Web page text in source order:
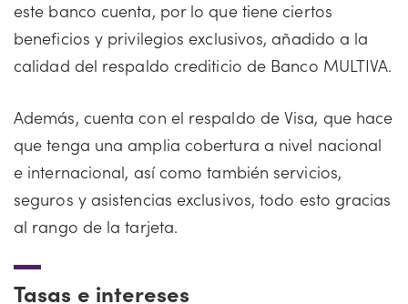
este banco cuenta, por lo que tiene ciertos
beneficios y privilegios exclusivos, añadido a la
calidad del respaldo crediticio de Banco MULTIVA.
Además, cuenta con el respaldo de Visa, que hace
que tenga una amplia cobertura a nivel nacional
e internacional, así como también servicios,
seguros y asistencias exclusivos, todo esto gracias
al rango de la tarjeta.
Tasas e intereses